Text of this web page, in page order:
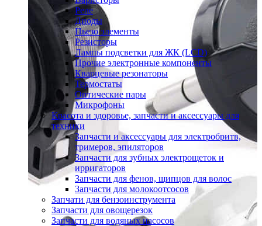
Реле
Диоды
Пьезо элементы
Резисторы
Лампы подсветки для ЖК (LCD)
Прочие электронные компоненты
Кварцевые резонаторы
Термостаты
Оптические пары
Микрофоны
Красота и здоровье, запчасти и аксессуары для
техники
Запчасти и аксессуары для электробритв,
тримеров, эпиляторов
Запчасти для зубных электрощеток и
ирригаторов
Запчасти для фенов, щипцов для волос
Запчасти для молокоотсосов
Запчати для бензоинструмента
Запчасти для овощерезок
Запчасти для водяных насосов